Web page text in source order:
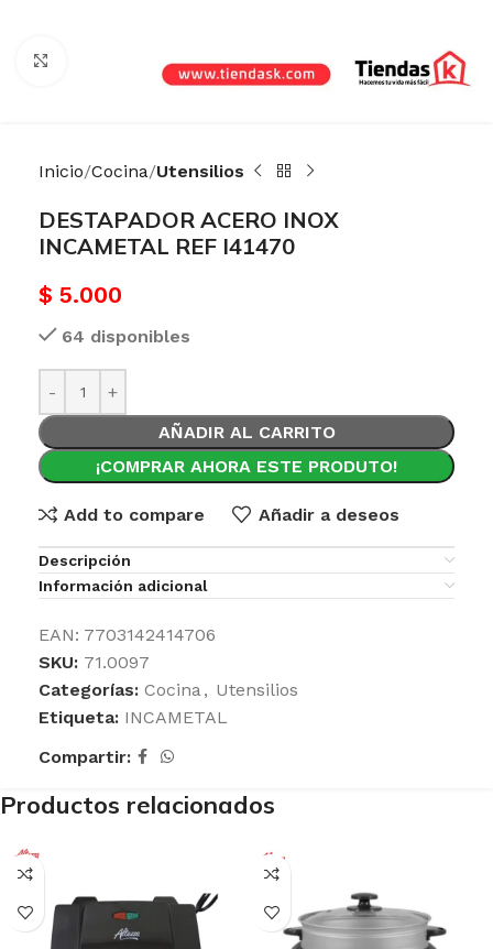
Haga Click para agrandar
Inicio Cocina Utensilios
DESTAPADOR ACERO INOX
INCAMETAL REF I41470
$ 5.000
64 disponibles
AÑADIR AL CARRITO
¡COMPRAR AHORA ESTE PRODUTO!
Add to compare Añadir a deseos
Descripción
Información adicional
EAN: 7703142414706
SKU: 71.0097
Categorías: Cocina, Utensilios
Etiqueta: INCAMETAL
Compartir:
Productos relacionados